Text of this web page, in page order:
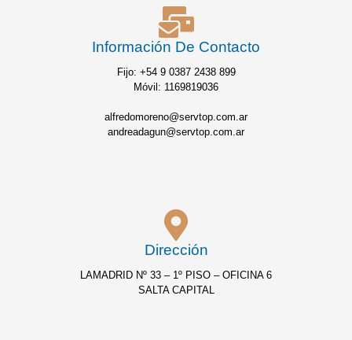
Información De Contacto
Fijo: +54 9 0387 2438 899
Móvil: 1169819036
alfredomoreno@servtop.com.ar
andreadagun@servtop.com.ar
Dirección
LAMADRID Nº 33 – 1º PISO – OFICINA 6
SALTA CAPITAL